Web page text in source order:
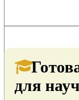
для